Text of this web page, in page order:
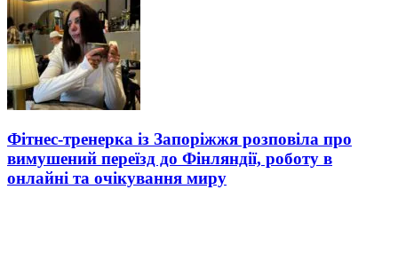
Фітнес-тренерка із Запоріжжя розповіла про
вимушений переїзд до Фінляндії, роботу в
онлайні та очікування миру